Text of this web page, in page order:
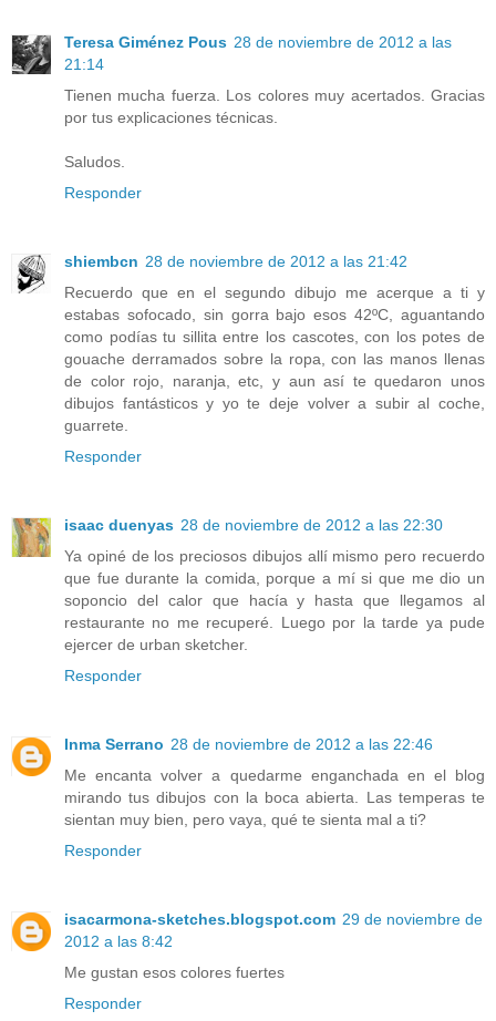
Teresa Giménez Pous 28 de noviembre de 2012 a las
21:14
Tienen mucha fuerza. Los colores muy acertados. Gracias
por tus explicaciones técnicas.
Saludos.
Responder
shiembcn 28 de noviembre de 2012 a las 21:42
Recuerdo que en el segundo dibujo me acerque a ti y
estabas sofocado, sin gorra bajo esos 42ºC, aguantando
como podías tu sillita entre los cascotes, con los potes de
gouache derramados sobre la ropa, con las manos llenas
de color rojo, naranja, etc, y aun así te quedaron unos
dibujos fantásticos y yo te deje volver a subir al coche,
guarrete.
Responder
isaac duenyas 28 de noviembre de 2012 a las 22:30
Ya opiné de los preciosos dibujos allí mismo pero recuerdo
que fue durante la comida, porque a mí si que me dio un
soponcio del calor que hacía y hasta que llegamos al
restaurante no me recuperé. Luego por la tarde ya pude
ejercer de urban sketcher.
Responder
Inma Serrano 28 de noviembre de 2012 a las 22:46
Me encanta volver a quedarme enganchada en el blog
mirando tus dibujos con la boca abierta. Las temperas te
sientan muy bien, pero vaya, qué te sienta mal a ti?
Responder
isacarmona-sketches.blogspot.com 29 de noviembre de
2012 a las 8:42
Me gustan esos colores fuertes
Responder